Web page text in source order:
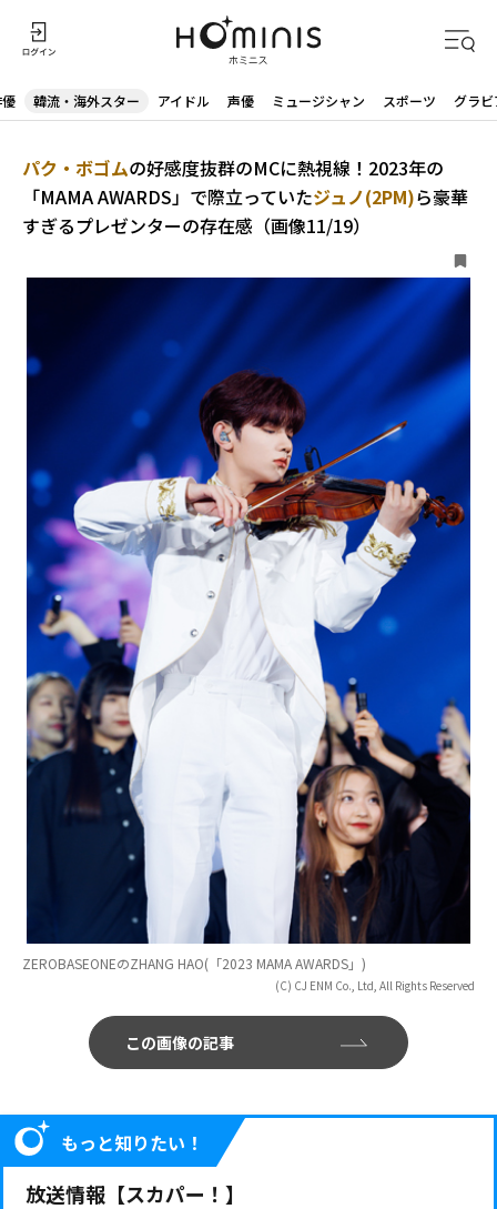
韓流・海外スター アイドル 声優 ミュージシャン スポーツ グラビ
パク・ボゴムの好感度抜群のMCに熱視線！2023年の
「MAMA AWARDS」で際立っていたジュノ(2PM)ら豪華
すぎるプレゼンターの存在感（画像11/19）
ZEROBASEONEのZHANG HAO(「2023 MAMA AWARDS」)
(C) CJ ENM Co., Ltd, All Rights Reserved
この画像の記事
もっと知りたい！
放送情報【スカパー！】